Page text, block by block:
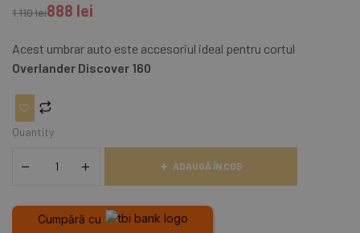
1.110lei888 lei
Acest umbrar auto este accesoriul ideal pentru cortul
Overlander Discover 160
Quantity
ADAUGĂ ÎN COȘ
Cumpără cu